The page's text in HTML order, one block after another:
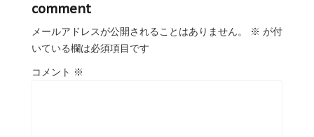
comment
メールアドレスが公開されることはありません。 ※ が付
いている欄は必須項目です
コメント ※